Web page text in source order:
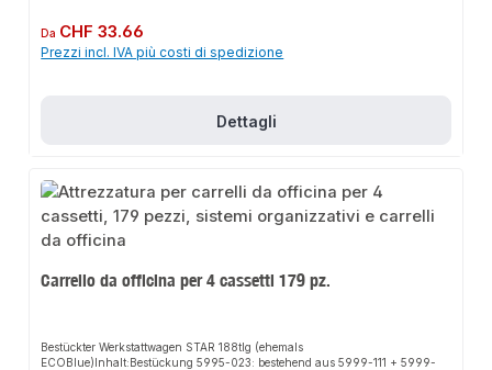
Sicherungsringzange für Außenringe, gerade, A2 (4683-A2)1
Sicherungsringzange für Außenringe, 90° gebogen, A21 (4683-A21)1
Sicherungsringzange für Innenringe, gerade, J2 (4683-J2)1
Prezzo normale:
Da CHF 33.66
Prezzi incl. IVA più costi di spedizione
Dettagli
Carrello da officina per 4 cassetti 179 pz.
Bestückter Werkstattwagen STAR 188tlg (ehemals
ECOBlue)Inhalt:Bestückung 5995-023: bestehend aus 5999-111 + 5999-